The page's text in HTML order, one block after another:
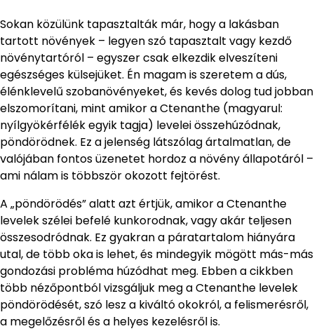
Sokan közülünk tapasztalták már, hogy a lakásban
tartott növények – legyen szó tapasztalt vagy kezdő
növénytartóról – egyszer csak elkezdik elveszíteni
egészséges külsejüket. Én magam is szeretem a dús,
élénklevelű szobanövényeket, és kevés dolog tud jobban
elszomorítani, mint amikor a Ctenanthe (magyarul:
nyílgyökérfélék egyik tagja) levelei összehúzódnak,
pöndörödnek. Ez a jelenség látszólag ártalmatlan, de
valójában fontos üzenetet hordoz a növény állapotáról –
ami nálam is többször okozott fejtörést.
A „pöndörödés” alatt azt értjük, amikor a Ctenanthe
levelek szélei befelé kunkorodnak, vagy akár teljesen
összesodródnak. Ez gyakran a páratartalom hiányára
utal, de több oka is lehet, és mindegyik mögött más-más
gondozási probléma húzódhat meg. Ebben a cikkben
több nézőpontból vizsgáljuk meg a Ctenanthe levelek
pöndörödését, szó lesz a kiváltó okokról, a felismerésről,
a megelőzésről és a helyes kezelésről is.